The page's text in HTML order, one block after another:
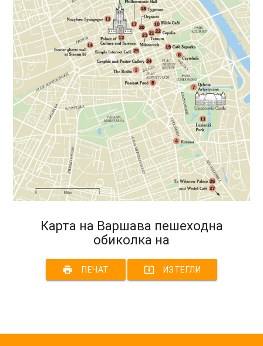
Карта на Варшава пешеходна
обиколка на
print ПЕЧАТ system_update_alt ИЗТЕГЛИ